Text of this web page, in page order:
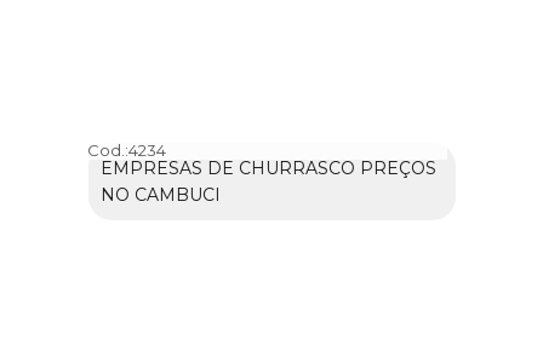
Cod.:4234
EMPRESAS DE CHURRASCO PREÇOS
NO CAMBUCI